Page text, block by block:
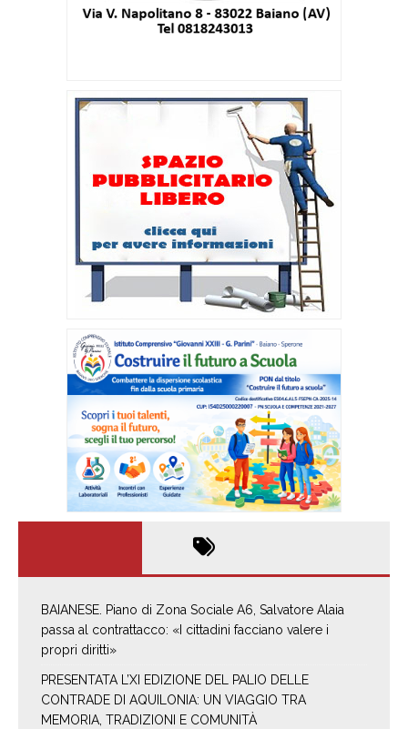
BAIANESE. Piano di Zona Sociale A6, Salvatore Alaia
passa al contrattacco: «I cittadini facciano valere i
propri diritti»
PRESENTATA L’XI EDIZIONE DEL PALIO DELLE
CONTRADE DI AQUILONIA: UN VIAGGIO TRA
MEMORIA, TRADIZIONI E COMUNITÀ